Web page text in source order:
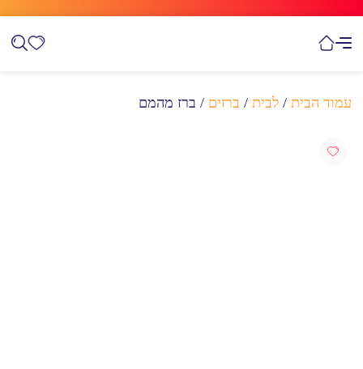
עמוד הבית / לבית / ברזים / ברז מהמם